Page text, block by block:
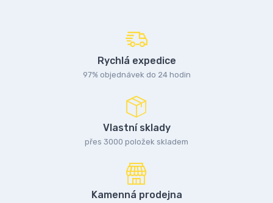
Rychlá expedice
97% objednávek do 24 hodin
Vlastní sklady
přes 3000 položek skladem
Kamenná prodejna